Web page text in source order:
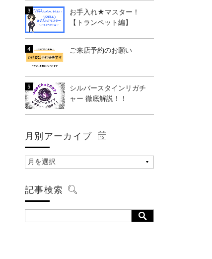
お手入れ★マスター！
【トランペット編】
ご来店予約のお願い
シルバースタインリガチ
ャー 徹底解説！！
月別アーカイブ
記事検索